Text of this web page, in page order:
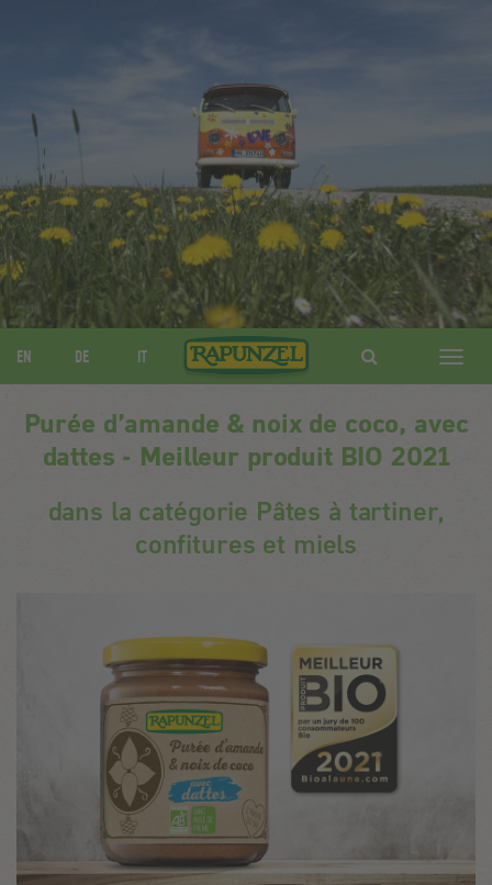
EN DE IT
ein-/
Purée d’amande & noix de coco, avec
dattes - Meilleur produit BIO 2021
dans la catégorie Pâtes à tartiner,
confitures et miels